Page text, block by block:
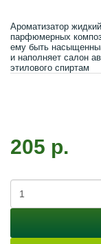
Ароматизатор
парфюмерных
ему быть
и наполняет салон
этилового спиртам
205 р.